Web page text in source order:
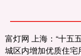
富灯网 上海：“十五
城区内增加优质住宅